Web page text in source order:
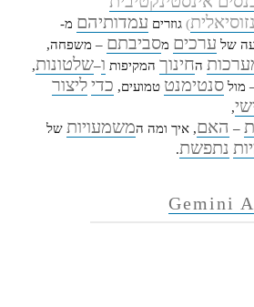
) גוזרים עמדותיהם מ-
של ערכים מסביבתם – משפחה,
החינוך המקיפות ו–שלטונות,
מולסנטימנט טמועים, כדי ליצור
,
– האם, איך ומה המשמעויות של
נתפשת.
Gemini